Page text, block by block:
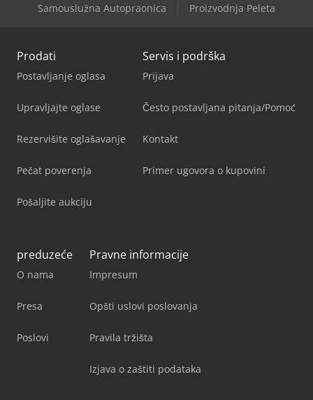
Samouslužna Autopraonica
Proizvodnja Peleta
Prodati
Postavljanje oglasa
Upravljajte oglase
Rezervišite oglašavanje
Pečat poverenja
Pošaljite aukciju
Servis i podrška
Prijava
Često postavljana pitanja/Pomoć
Kontakt
Primer ugovora o kupovini
preduzeće
O nama
Presa
Poslovi
Pravne informacije
Impresum
Opšti uslovi poslovanja
Pravila tržišta
Izjava o zaštiti podataka